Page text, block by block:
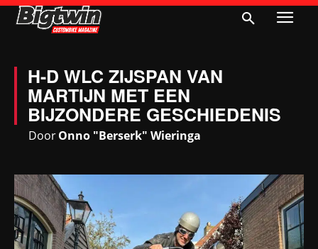
H-D WLC ZIJSPAN VAN
MARTIJN MET EEN
BIJZONDERE GESCHIEDENIS
DoorOnno "Berserk" Wieringa